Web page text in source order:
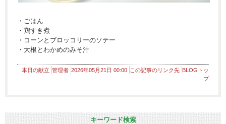
・ごはん
・鶏すき煮
・コーンとブロッコリーのソテー
・大根とわかめのみそ汁
本日の献立 管理者 2026年05月21日 00:00 この記事のリンク先 BLOGトッ
プ
キーワード検索